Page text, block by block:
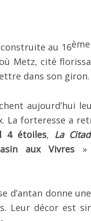
au 16ème
Metz, cité
dans son giron.
aujourd’hui
La forteresse a
4 étoiles, La
aux Vivres »
d’antan donne
Leur décor est